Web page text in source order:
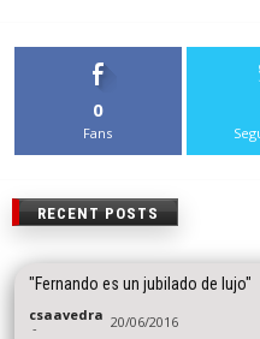
0
Fans
RECENT POSTS
"Fernando es un jubilado de lujo"
csaavedra
- 20/06/2016